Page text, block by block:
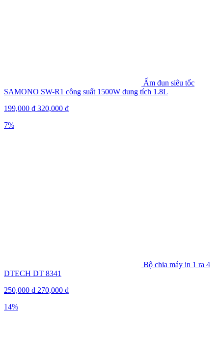
Ấm đun siêu tốc
SAMONO SW-R1 công suất 1500W dung tích 1.8L
199,000 ₫ 320,000 ₫
7%
Bộ chia máy in 1 ra 4
DTECH DT 8341
250,000 ₫ 270,000 ₫
14%